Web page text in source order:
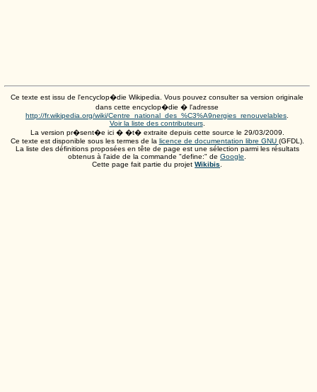
Ce texte est issu de l'encyclop�die Wikipedia. Vous pouvez consulter sa version originale
dans cette encyclop�die � l'adresse
http://fr.wikipedia.org/wiki/Centre_national_des_%C3%A9nergies_renouvelables
Voir la liste des contributeurs.
La version pr�sent�e ici � �t� extraite depuis cette source le 29/03/2009
Ce texte est disponible sous les termes de la licence de documentation libre GNU (GFDL).
La liste des définitions proposées en tête de page est une sélection parmi les résultats
obtenus à l'aide de la commande "define:" de Google
Cette page fait partie du projet Wikibis